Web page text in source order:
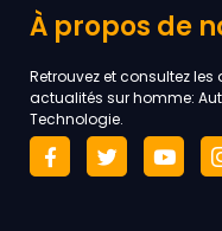
À propos de
Retrouvez et consultez
actualités sur homme:
Technologie.